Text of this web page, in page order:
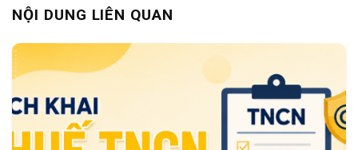
NỘI DUNG LIÊN QUAN